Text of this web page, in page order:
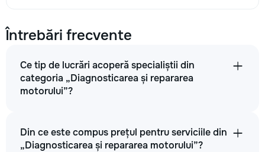
Întrebări frecvente
Ce tip de lucrări acoperă specialiștii din
categoria „Diagnosticarea și repararea
motorului”?
Din ce este compus prețul pentru serviciile din
„Diagnosticarea și repararea motorului”?